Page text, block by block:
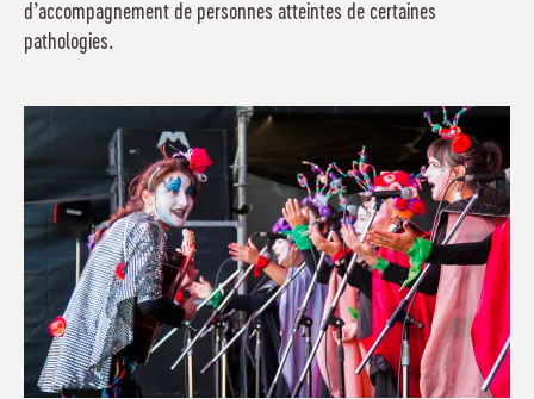
d’accompagnement de personnes atteintes de certaines
pathologies.